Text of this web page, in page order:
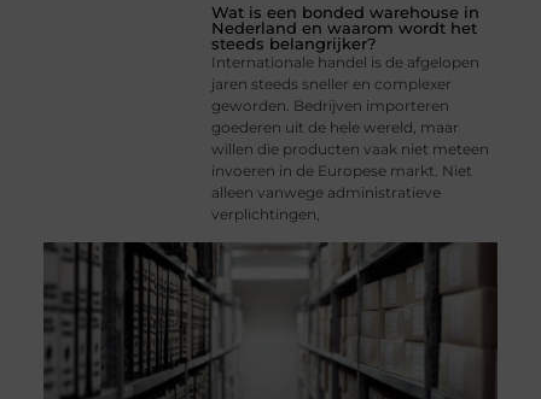
Wat is een bonded warehouse in
Nederland en waarom wordt het
steeds belangrijker?
Internationale handel is de afgelopen
jaren steeds sneller en complexer
geworden. Bedrijven importeren
goederen uit de hele wereld, maar
willen die producten vaak niet meteen
invoeren in de Europese markt. Niet
alleen vanwege administratieve
verplichtingen,